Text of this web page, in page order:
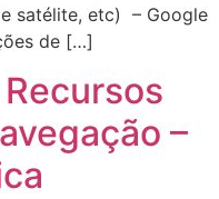
satélite, etc) – Google
de […]
–